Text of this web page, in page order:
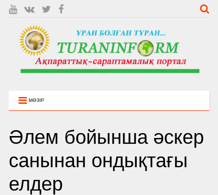
МӘЗІР
Әлем бойынша әскер
санынан ондықтағы
елдер